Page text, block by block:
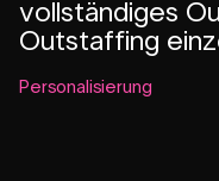
vollständiges
Outstaffing
Personalisierung